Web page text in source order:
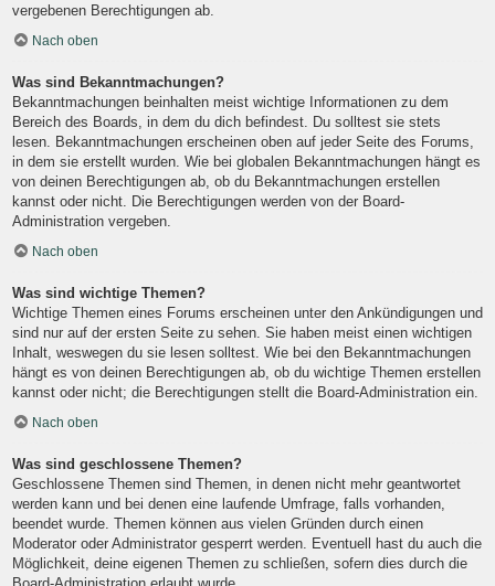
vergebenen Berechtigungen ab.
Nach oben
Was sind Bekanntmachungen?
Bekanntmachungen beinhalten meist wichtige Informationen zu dem
Bereich des Boards, in dem du dich befindest. Du solltest sie stets
lesen. Bekanntmachungen erscheinen oben auf jeder Seite des Forums,
in dem sie erstellt wurden. Wie bei globalen Bekanntmachungen hängt es
von deinen Berechtigungen ab, ob du Bekanntmachungen erstellen
kannst oder nicht. Die Berechtigungen werden von der Board-
Administration vergeben.
Nach oben
Was sind wichtige Themen?
Wichtige Themen eines Forums erscheinen unter den Ankündigungen und
sind nur auf der ersten Seite zu sehen. Sie haben meist einen wichtigen
Inhalt, weswegen du sie lesen solltest. Wie bei den Bekanntmachungen
hängt es von deinen Berechtigungen ab, ob du wichtige Themen erstellen
kannst oder nicht; die Berechtigungen stellt die Board-Administration ein.
Nach oben
Was sind geschlossene Themen?
Geschlossene Themen sind Themen, in denen nicht mehr geantwortet
werden kann und bei denen eine laufende Umfrage, falls vorhanden,
beendet wurde. Themen können aus vielen Gründen durch einen
Moderator oder Administrator gesperrt werden. Eventuell hast du auch die
Möglichkeit, deine eigenen Themen zu schließen, sofern dies durch die